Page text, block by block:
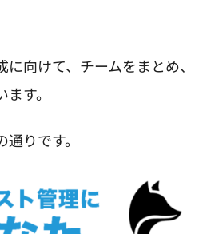
向けて、チームをまとめ、
す。
りです。